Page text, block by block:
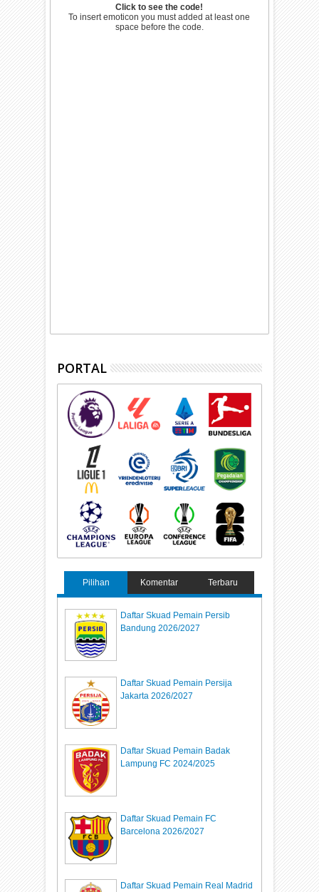
Click to see the code!
To insert emoticon you must added at least one
space before the code.
PORTAL
Pilihan Komentar Terbaru
Daftar Skuad Pemain Persib
Bandung 2026/2027
Daftar Skuad Pemain Persija
Jakarta 2026/2027
Daftar Skuad Pemain Badak
Lampung FC 2024/2025
Daftar Skuad Pemain FC
Barcelona 2026/2027
Daftar Skuad Pemain Real Madrid